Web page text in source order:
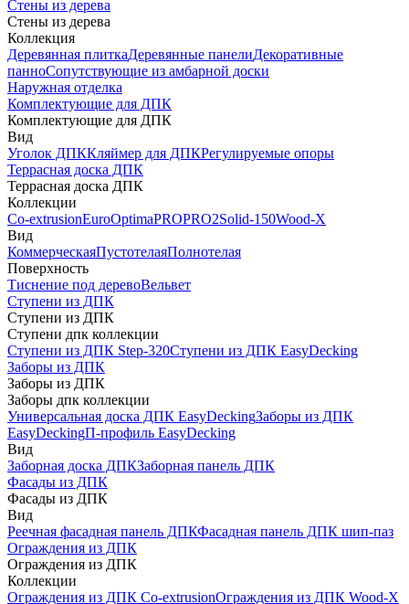
Стены из дерева
Стены из дерева
Коллекция
Деревянная плиткаДеревянные панелиДекоративные
панноСопутствующие из амбарной доски
Наружная отделка
Комплектующие для ДПК
Комплектующие для ДПК
Вид
Уголок ДПККляймер для ДПКРегулируемые опоры
Террасная доска ДПК
Террасная доска ДПК
Коллекции
Co-extrusionEuroOptimaPROPRO2Solid-150Wood-X
Вид
КоммерческаяПустотелаяПолнотелая
Поверхность
Тиснение под деревоВельвет
Ступени из ДПК
Ступени из ДПК
Ступени дпк коллекции
Ступени из ДПК Step-320Ступени из ДПК EasyDecking
Заборы из ДПК
Заборы из ДПК
Заборы дпк коллекции
Универсальная доска ДПК EasyDeckingЗаборы из ДПК
EasyDeckingП-профиль EasyDecking
Вид
Заборная доска ДПКЗаборная панель ДПК
Фасады из ДПК
Фасады из ДПК
Вид
Реечная фасадная панель ДПКФасадная панель ДПК шип-паз
Ограждения из ДПК
Ограждения из ДПК
Коллекции
Ограждения из ДПК Co-extrusionОграждения из ДПК Wood-X